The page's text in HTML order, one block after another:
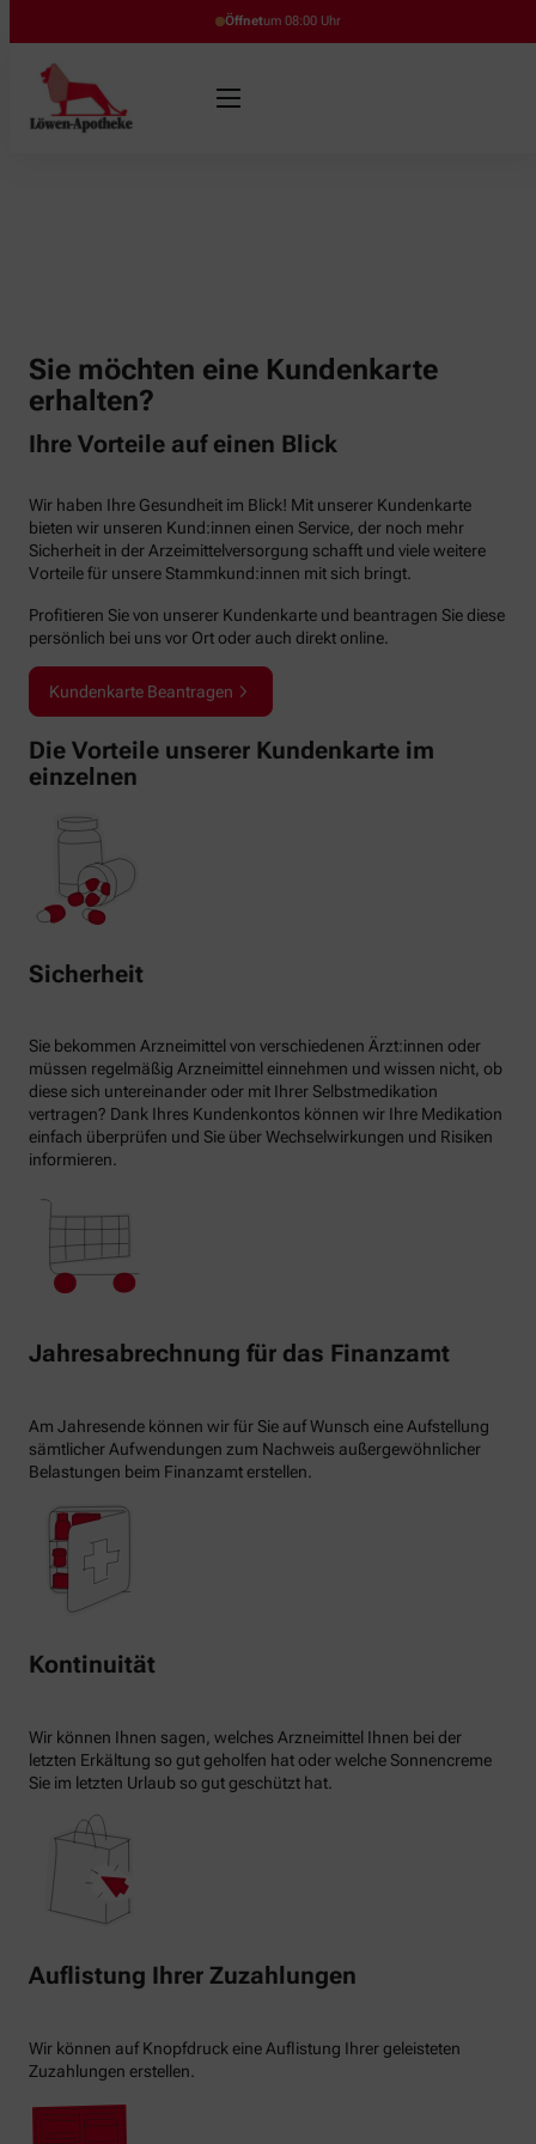
Öffnetum 08:00 Uhr
Sie möchten eine Kundenkarte
erhalten?
Ihre Vorteile auf einen Blick
Wir haben Ihre Gesundheit im Blick! Mit unserer Kundenkarte
bieten wir unseren Kund:innen einen Service, der noch mehr
Sicherheit in der Arzeimittelversorgung schafft und viele weitere
Vorteile für unsere Stammkund:innen mit sich bringt.
Profitieren Sie von unserer Kundenkarte und beantragen Sie diese
persönlich bei uns vor Ort oder auch direkt online.
Kundenkarte Beantragen
Die Vorteile unserer Kundenkarte im
einzelnen
Sicherheit
Sie bekommen Arzneimittel von verschiedenen Ärzt:innen oder
müssen regelmäßig Arzneimittel einnehmen und wissen nicht, ob
diese sich untereinander oder mit Ihrer Selbstmedikation
vertragen? Dank Ihres Kundenkontos können wir Ihre Medikation
einfach überprüfen und Sie über Wechselwirkungen und Risiken
informieren.
Jahresabrechnung für das Finanzamt
Am Jahresende können wir für Sie auf Wunsch eine Aufstellung
sämtlicher Aufwendungen zum Nachweis außergewöhnlicher
Belastungen beim Finanzamt erstellen.
Kontinuität
Wir können Ihnen sagen, welches Arzneimittel Ihnen bei der
letzten Erkältung so gut geholfen hat oder welche Sonnencreme
Sie im letzten Urlaub so gut geschützt hat.
Auflistung Ihrer Zuzahlungen
Wir können auf Knopfdruck eine Auflistung Ihrer geleisteten
Zuzahlungen erstellen.